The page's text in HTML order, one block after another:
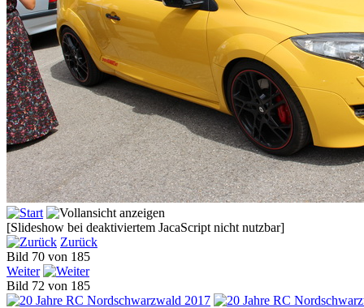
[Slideshow bei deaktiviertem JacaScript nicht nutzbar]
Zurück
Bild 70 von 185
Weiter
Bild 72 von 185